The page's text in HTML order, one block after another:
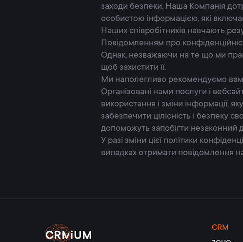
заходи безпеки. Наша Компанія
особистою інформацією, які
Наших співробітників навчають
Повідомленням про
Однак, незважаючи на те що ми
щоб захистити її.
Ми наполегливо рекомендуємо вам
Організовані нами послуги і
використання і зміни
забезпечити цілісність і безпеку
допоможуть запобігти незаконний
У разі зміни цієї політики
випадках отримати повідомлення
CRM